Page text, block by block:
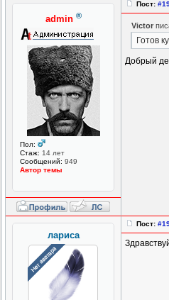
admin ®
Пол:
Стаж: 14 лет
Сообщений: 949
Автор темы
Пост:
Victor
Готов
Добрый
лариса
Пост: